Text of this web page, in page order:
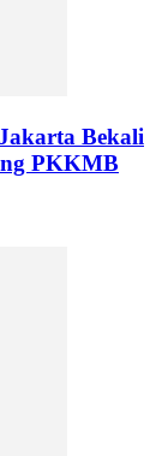
Bekali
PKKMB